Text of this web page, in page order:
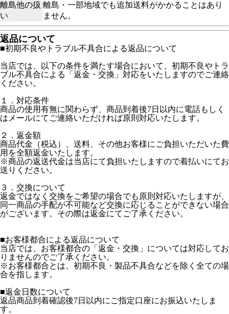
離島他の扱
い
離島・一部地域でも追加送料がかかることはあり
ません。
返品について
■初期不良やトラブル不具合による返品について
当店では、以下の条件を満たす場合において、初期不良やトラ
ブル不具合による「返金・交換」対応をいたしますのでご連絡
ください。
１．対応条件
商品の使用有無に関わらず、商品到着後7日以内に電話もしく
はメールにてご連絡いただければ原則対応いたします。
２．返金額
商品代金（税込）、送料、その他お客様にご負担いただいた費
用を全額返金いたします。
※商品の返送代金は当店にて負担いたしますので着払いにてお
送りください。
３．交換について
返金ではなく交換をご希望の場合でも原則対応いたしますが、
同一商品の手配が不可能など交換に応じることができない場合
がございます。その際は返金にてご了承ください。
■お客様都合による返品について
当店では、お客様都合の「返金・交換」については対応してお
りませんのでご了承ください。
※お客様都合とは、初期不良・製品不具合などを除く全ての場
合を指します。
■返金日数について
返品商品到着確認後7日以内にご指定口座にお振込いたしま
す。